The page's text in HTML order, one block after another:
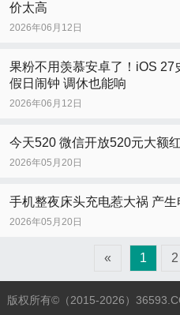
价太高
2026年06月12日
果粉不用羡慕安卓了！iOS
假日闹钟 调休也能响
2026年06月12日
今天520 微信开放520元大额
2026年05月20日
手机整夜床头充电惹大祸 产
2026年05月20日
« 1 2
版权所有©（2015-2026）